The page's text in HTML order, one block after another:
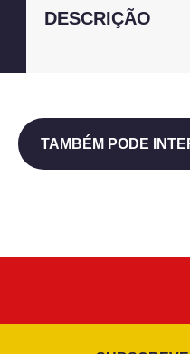
DESCRIÇÃO
TAMBÉM PODE